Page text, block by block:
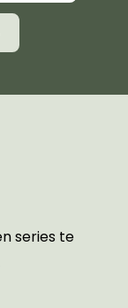
series te